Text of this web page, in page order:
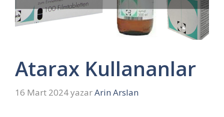
Atarax Kullananlar
16 Mart 2024yazarArin Arslan